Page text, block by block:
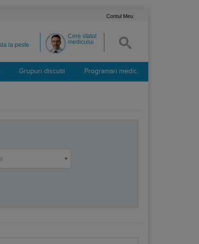
Contul Meu
Cere sfatul
medicului
la peste
Grupuri discutii Programari medic